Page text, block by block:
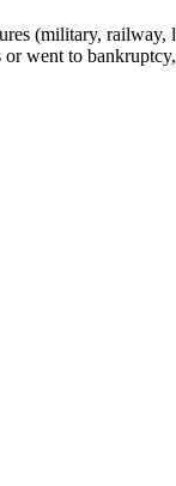
(military,
went to